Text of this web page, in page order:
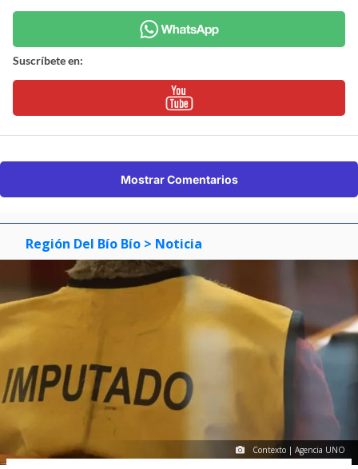
Suscríbete en:
Mostrar Comentarios
Región Del Bío Bío > Noticia
Contexto | Agencia UNO